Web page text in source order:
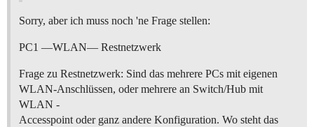
Sorry, aber ich muss noch 'ne Frage stellen:
PC1 —WLAN— Restnetzwerk
Frage zu Restnetzwerk: Sind das mehrere PCs mit eigenen
WLAN-Anschlüssen, oder mehrere an Switch/Hub mit
WLAN -
Accesspoint oder ganz andere Konfiguration. Wo steht das